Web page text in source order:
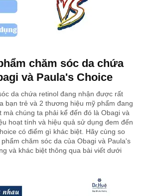
chăm sóc da chứa
và Paula's Choice
da chứa retinol đang nhận được rất
bạn trẻ và 2 thương hiệu mỹ phẩm đang
chúng ta phải kể đến đó là Obagi và
hoạt tính và hiệu quả sử dụng đem đến
có điểm gì khác biệt. Hãy cùng so
chăm sóc da của Obagi và Paula's
và khác biệt thông qua bài viết dưới